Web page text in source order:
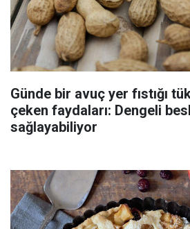
Günde bir avuç yer fıstığı
çeken faydaları: Dengeli
sağlayabiliyor